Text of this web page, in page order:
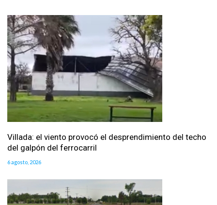
Villada: el viento provocó el desprendimiento del techo
del galpón del ferrocarril
6 agosto, 2026